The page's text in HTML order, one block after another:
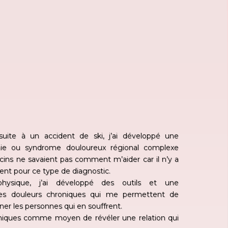
à un accident de ski, j’ai développé une
ou syndrome douloureux régional complexe
ne savaient pas comment m’aider car il n’y a
pour ce type de diagnostic.
j’ai développé des outils et une
douleurs chroniques qui me permettent de
les personnes qui en souffrent.
comme moyen de révéler une relation qui